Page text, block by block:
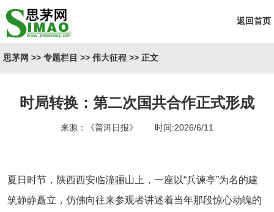
返回首页
思茅网 >> 专题栏目 >> 伟大征程>> 正文
时局转换：第二次国共合作正式形成
来源：《普洱日报》 时间:2026/6/11
夏日时节，陕西西安临潼骊山上，一座以“兵谏亭”为名的建
筑静静矗立，仿佛向往来参观者讲述着当年那段惊心动魄的